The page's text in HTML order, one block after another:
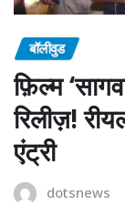
बॉलीवुड
फ़िल्म
रिलीज़!
एंट्री
dotsnews